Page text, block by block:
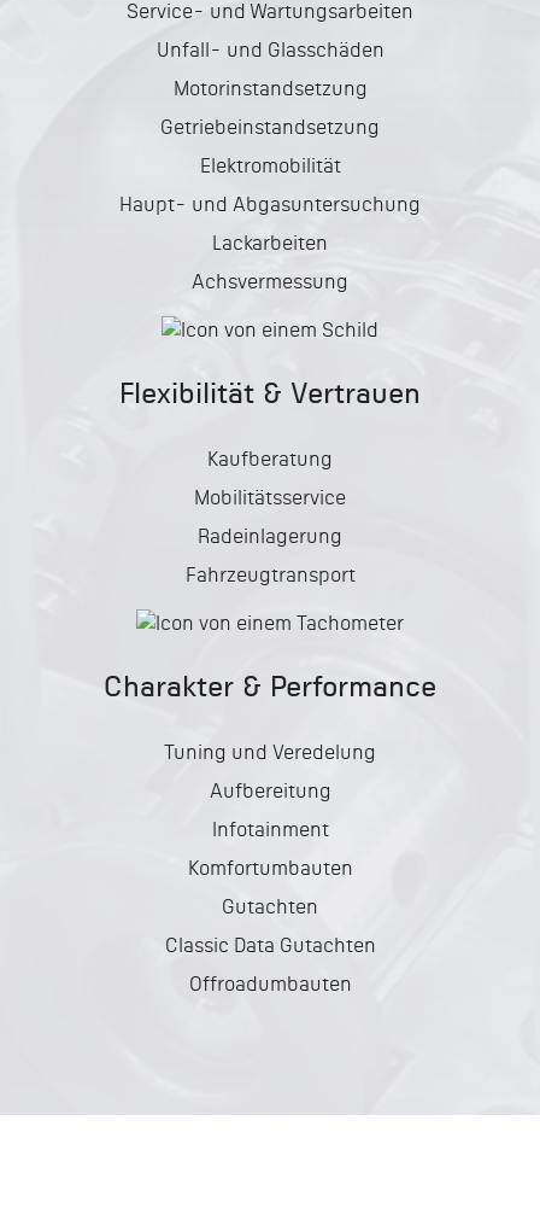
Service- und Wartungsarbeiten
Unfall- und Glasschäden
Motorinstandsetzung
Getriebeinstandsetzung
Elektromobilität
Haupt- und Abgasuntersuchung
Lackarbeiten
Achsvermessung
Flexibilität & Vertrauen
Kaufberatung
Mobilitätsservice
Radeinlagerung
Fahrzeugtransport
Charakter & Performance
Tuning und Veredelung
Aufbereitung
Infotainment
Komfortumbauten
Gutachten
Classic Data Gutachten
Offroadumbauten